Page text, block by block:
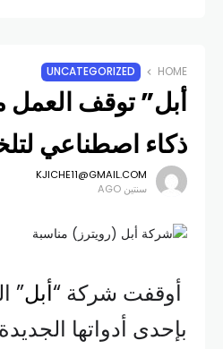
HOME
UNCATEGORIZED
أبل” توقف العمل
ذكاء اصطناعي
KJICHE11@GMAIL.COM
سنتين AGO
أوقفت شركة “أبل”
بإحدى أدواتها